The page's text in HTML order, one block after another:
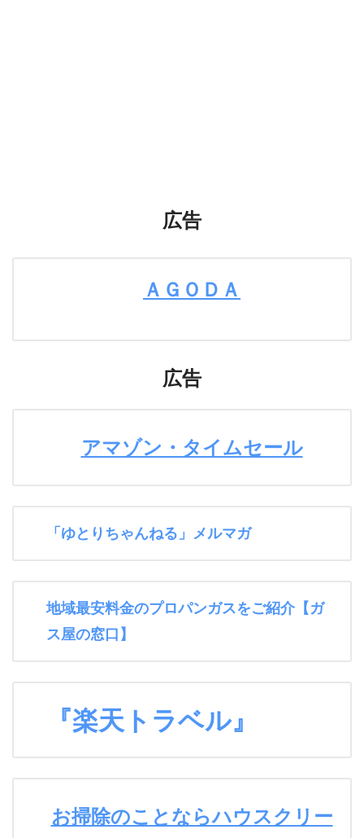
広告
ＡＧＯＤＡ
広告
アマゾン・タイムセール
「ゆとりちゃんねる」メルマガ
地域最安料金のプロパンガスをご紹介【ガ
ス屋の窓口】
『楽天トラベル』
お掃除のことならハウスクリー